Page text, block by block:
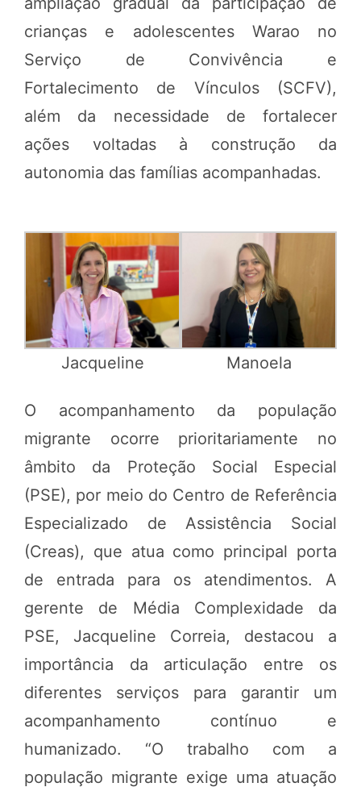
crianças e adolescentes Warao no
Serviço de Convivência e
Fortalecimento de Vínculos (SCFV),
além da necessidade de fortalecer
ações voltadas à construção da
autonomia das famílias acompanhadas.
Jacqueline Manoela
O acompanhamento da população
migrante ocorre prioritariamente no
âmbito da Proteção Social Especial
(PSE), por meio do Centro de Referência
Especializado de Assistência Social
(Creas), que atua como principal porta
de entrada para os atendimentos. A
gerente de Média Complexidade da
PSE, Jacqueline Correia, destacou a
importância da articulação entre os
diferentes serviços para garantir um
acompanhamento contínuo e
humanizado. “O trabalho com a
população migrante exige uma atuação